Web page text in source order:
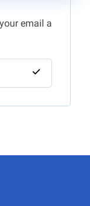
email a